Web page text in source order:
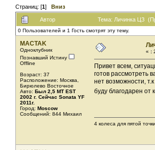
Страниц: [1] Вниз
Автор Тема: Личинка ЦЗ
0 Пользователей и 1 Гость смотрят эту тему.
MACTAK
Одноклубник
Познавший Истину
Offline
Возраст: 37
Расположение: Москва,
Бирюлево Восточное
Авто: Был 2,5 MТ EST
2002 г. Сейчас Sonata YF
2011г.
Город: Moscow
Сообщений: 844 Михаил
« :
Привет всем,
готов рассмотреть
нет возможности,
буду благодарен от
4 колеса для пятой